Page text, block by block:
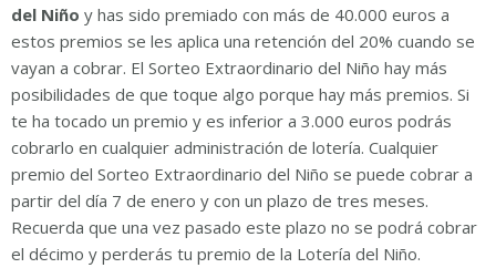
del Niño y has sido premiado con más de 40.000 euros a
estos premios se les aplica una retención del 20% cuando se
vayan a cobrar. El Sorteo Extraordinario del Niño hay más
posibilidades de que toque algo porque hay más premios. Si
te ha tocado un premio y es inferior a 3.000 euros podrás
cobrarlo en cualquier administración de lotería. Cualquier
premio del Sorteo Extraordinario del Niño se puede cobrar a
partir del día 7 de enero y con un plazo de tres meses.
Recuerda que una vez pasado este plazo no se podrá cobrar
el décimo y perderás tu premio de la Lotería del Niño.